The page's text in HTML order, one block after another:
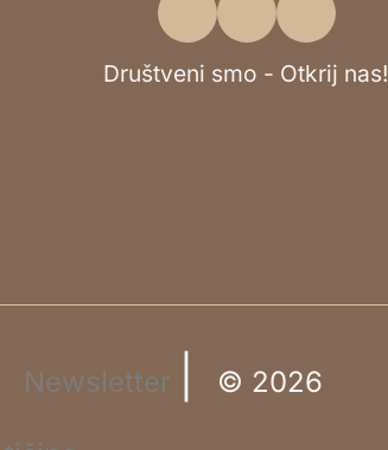
Društveni smo - Otkrij nas!
Newsletter © 2026